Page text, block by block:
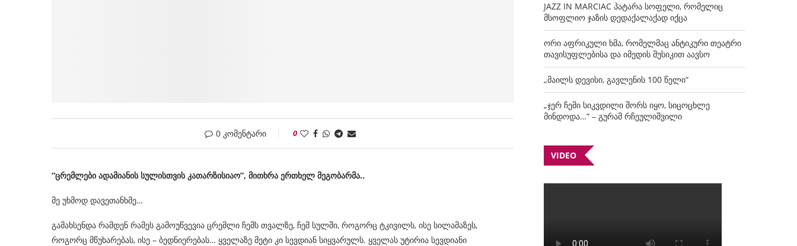
0 კომენტარი 0
“ცრემლები ადამიანის სულისთვის კათარზისიაო”, მითხრა ერთხელ მეგობარმა..
მე უხმოდ დავეთანხმე…
გამახსენდა რამდენ რამეს გამოუწვევია ცრემლი ჩემს თვალზე, ჩემ სულში, როგორც ტკივილს, ისე სილამაზეს,
როგორც მწუხარებას, ისე – ბედნიერებას… ყველაზე მეტი კი სევდიან სიყვარულს. ყველას უტირია სევდიანი
JAZZ IN MARCIAC პატარა სოფელი, რომელიც
მსოფლიო ჯაზის დედაქალაქად იქცა
ორი აფრიკული ხმა, რომელმაც ანტიკური თეატრი
თავისუფლებისა და იმედის მუსიკით აავსო
„მაილს დევისი, გავლენის 100 წელი“
„ჯერ ჩემი სიკვდილი შორს იყო, სიცოცხლე
მინდოდა…“ – გურამ რჩეულიშვილი
VIDEO